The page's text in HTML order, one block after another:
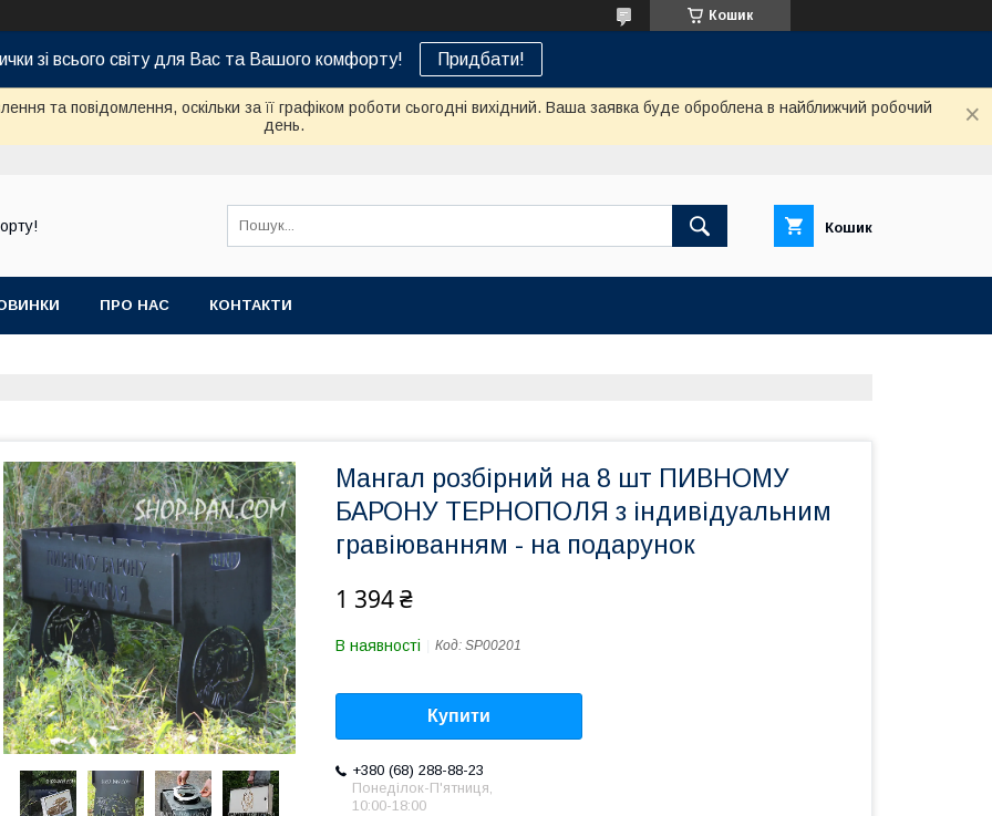
Кошик
зі всього світу для Вас та Вашого комфорту! Придбати!
та повідомлення, оскільки за її графіком роботи сьогодні вихідний. Ваша заявка буде оброблена в найближчий робочий
день.
Кошик
ПРО НАС КОНТАКТИ
Мангал розбірний на 8 шт ПИВНОМУ
БАРОНУ ТЕРНОПОЛЯ з індивідуальним
гравіюванням - на подарунок
1 394 ₴
В наявності Код: SP00201
Купити
+380 (68) 288-88-23
Понеділок-П'ятниця,
10:00-18:00